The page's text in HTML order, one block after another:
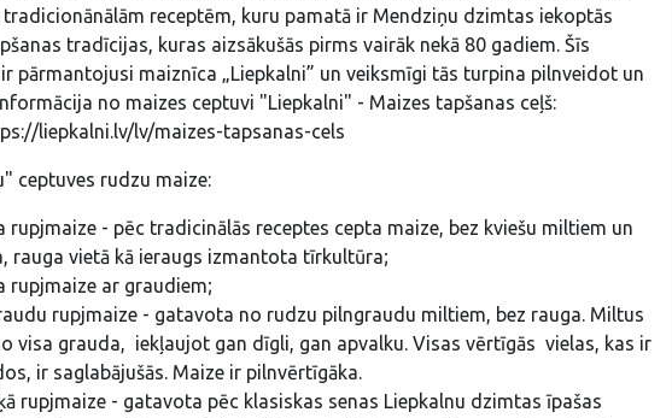
tradicionānālām receptēm, kuru pamatā ir Mendziņu dzimtas iekoptās
tradīcijas, kuras aizsākušās pirms vairāk nekā 80 gadiem. Šīs
pārmantojusi maiznīca „Liepkalni” un veiksmīgi tās turpina pilnveidot un
no maizes ceptuvi "Liepkalni" - Maizes tapšanas ceļš:
liepkalni.lv/lv/maizes-tapsanas-cels
ceptuves rudzu maize:
rupjmaize - pēc tradicinālās receptes cepta maize, bez kviešu miltiem un
rauga vietā kā ieraugs izmantota tīrkultūra;
rupjmaize ar graudiem;
rupjmaize - gatavota no rudzu pilngraudu miltiem, bez rauga. Miltus
visa grauda, iekļaujot gan dīgli, gan apvalku. Visas vērtīgās vielas, kas ir
ir saglabājušās. Maize ir pilnvērtīgāka.
rupjmaize - gatavota pēc klasiskas senas Liepkalnu dzimtas īpašas